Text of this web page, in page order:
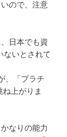
ので、注意
日本でも資
ないとされて
、「プラチ
上がりま
なりの能力